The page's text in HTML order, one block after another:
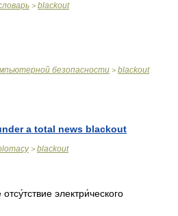
> blackout
безопасности > blackout
a total news blackout
> blackout
электри́ческого